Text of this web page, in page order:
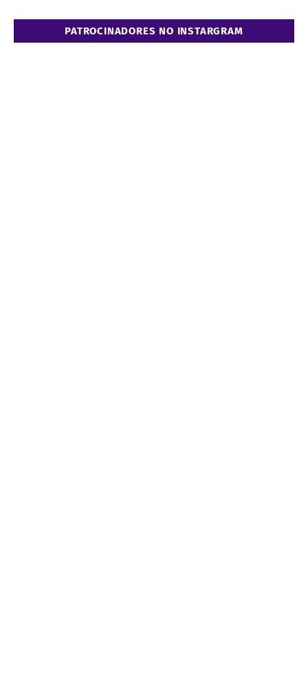
PATROCINADORES NO INSTARGRAM